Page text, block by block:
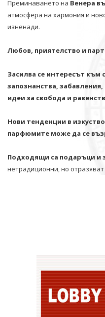
Преминаването на Венера
атмосфера на хармония и
изненади.
Любов, приятелство и
Засилва се интересът към
запознанства,
идеи за свобода и
Нови тенденции в
парфюмите може да се
Подходящи са подаръци и
нетрадиционни, но отразяват